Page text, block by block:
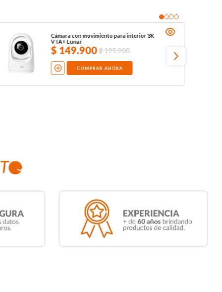
Cámara con movimiento para interior 3K
VTA+ Lunar
$ 149.900 $199.900
COMPRAR AHORA